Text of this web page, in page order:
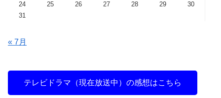
24
25 26 27 28 29
30
31
« 7月
テレビドラマ（現在放送中）の感想はこちら